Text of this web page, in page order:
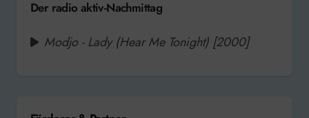
Der radio aktiv-Nachmittag
Modjo - Lady (Hear Me Tonight) [2000]